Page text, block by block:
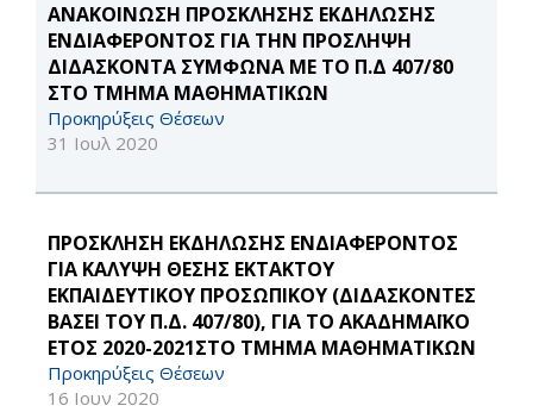
ΑΝΑΚΟΙΝΩΣΗ ΠΡΟΣΚΛΗΣΗΣ ΕΚΔΗΛΩΣΗΣ
ΕΝΔΙΑΦΕΡΟΝΤΟΣ ΓΙΑ ΤΗΝ ΠΡΟΣΛΗΨΗ
ΔΙΔΑΣKONTA ΣΥΜΦΩΝΑ ΜΕ ΤΟ Π.Δ 407/80
ΣΤΟ ΤΜΗΜΑ ΜΑΘΗΜΑΤΙΚΩΝ
Προκηρύξεις Θέσεων
31 Ιουλ 2020
ΠΡΟΣΚΛΗΣΗ ΕΚΔΗΛΩΣΗΣ ΕΝΔΙΑΦΕΡΟΝΤΟΣ
ΓΙΑ ΚΑΛΥΨΗ ΘΕΣΗΣ ΕΚΤΑΚΤΟΥ
ΕΚΠΑΙΔΕΥΤΙΚΟΥ ΠΡΟΣΩΠΙΚΟΥ (ΔΙΔΑΣΚΟΝΤΕΣ
ΒΑΣΕΙ ΤΟΥ Π.Δ. 407/80), ΓΙΑ ΤΟ ΑΚΑΔΗΜΑΪΚΟ
ΕΤΟΣ 2020-2021ΣΤΟ ΤΜΗΜΑ ΜΑΘΗΜΑΤΙΚΩΝ
Προκηρύξεις Θέσεων
16 Ιουν 2020